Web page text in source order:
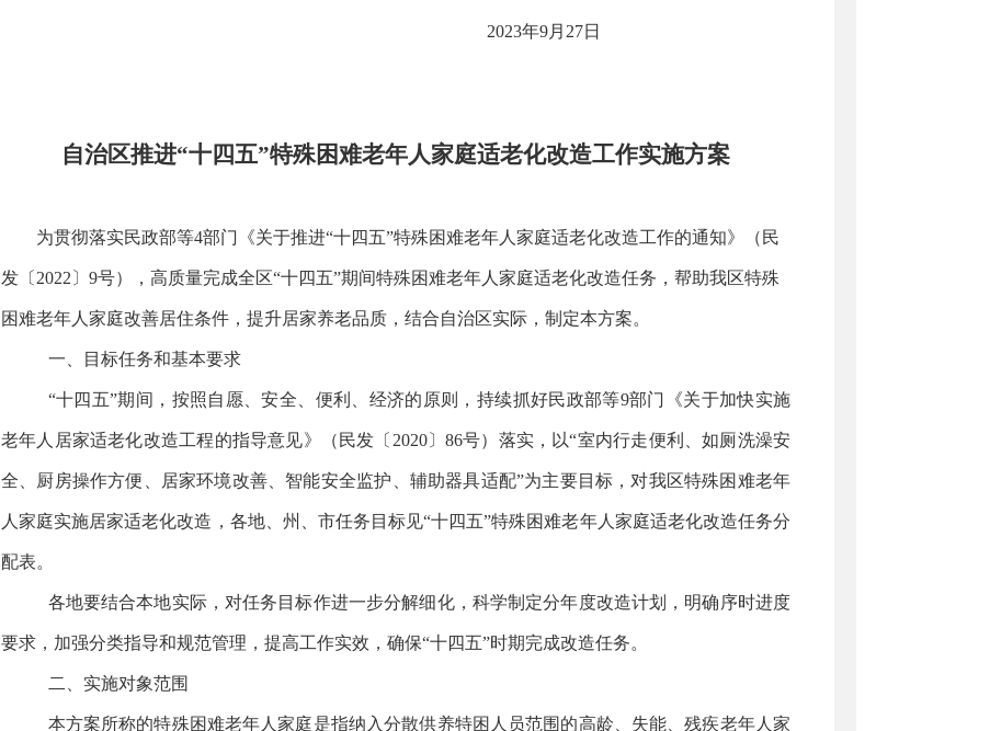
2023年9月27日
自治区推进“十四五”特殊困难老年人家庭适老化改造工作实施方案
为贯彻落实民政部等4部门《关于推进“十四五”特殊困难老年人家庭适老化改造工作的通知》（民
发 〔2022 〕 9号），高质量完成全区“十四五”期间特殊困难老年人家庭适老化改造任务，帮助我区特殊
困难老年人家庭改善居住条件，提升居家养老品质，结合自治区实际，制定本方案。
一、目标任务和基本要求
“十四五”期间，按照自愿、安全、便利、经济的原则，持续抓好民政部等9部门《关于加快实施
老年人居家适老化改造工程的指导意见》（民发〔2020〕86号）落实，以“室内行走便利、如厕洗澡安
全、厨房操作方便、居家环境改善、智能安全监护、辅助器具适配”为主要目标，对我区特殊困难老年
人家庭实施居家适老化改造，各地、 州、市任务目标见“十四五”特殊困难老年人家庭适老化改造任务分
配表。
各地要结合本地实际，对任务目标作进一步分解细化，科学制定分年度改造计划，明确序时进度
要求，加强分类指导和规范管理，提高工作实效，确保“十四五”时期完成改造任务。
二、 实施对象范围
本方案所称的特殊困难老年人家庭是指纳入分散供养特困人员范围的高龄、失能、残疾老年人家